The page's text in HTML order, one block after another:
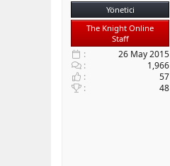
Yönetici
The Knight Online
Staff
26 May 2015
1,966
57
48